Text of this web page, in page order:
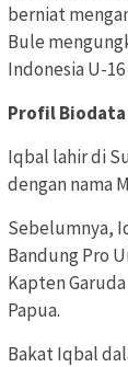
berniat
Bule
Indonesia U-
Profil Biodata
Iqbal lahir di
dengan nama
Sebelumnya,
Bandung Pro
Kapten
Papua.
Bakat Iqbal